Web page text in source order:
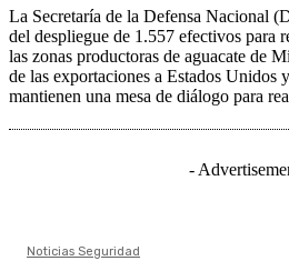
La Secretaría de la Defensa Nacional
del despliegue de 1.557 efectivos para
las zonas productoras de aguacate de
de las exportaciones a Estados Unidos
mantienen una mesa de diálogo para
-
Noticias Seguridad